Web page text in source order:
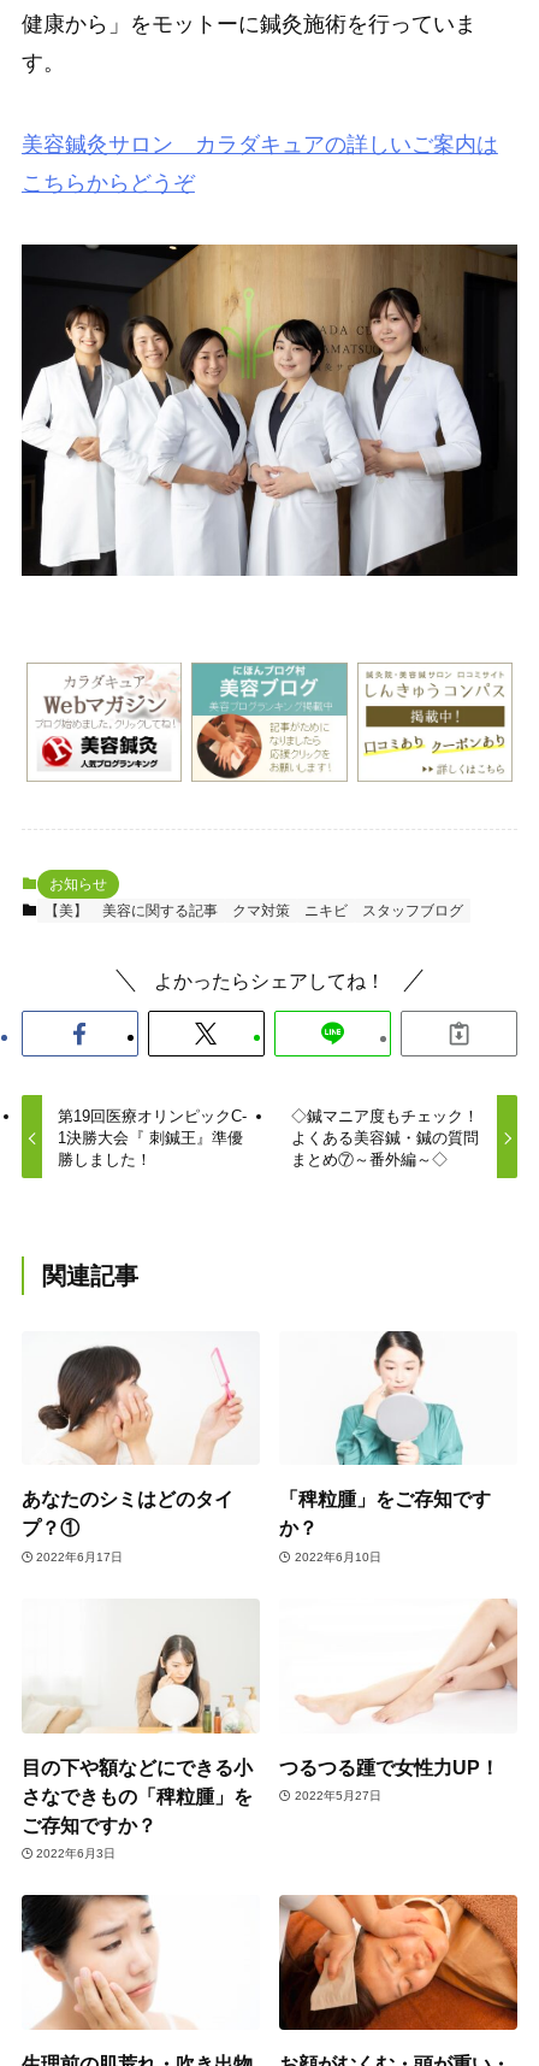
健康から」をモットーに鍼灸施術を行っていま
す。
美容鍼灸サロン カラダキュアの詳しいご案内は
こちらからどうぞ
お知らせ
【美】 美容に関する記事
クマ対策 ニキビ スタッフブログ
よかったらシェアしてね！
第19回医療オリンピックC-
1決勝大会『 刺鍼王』準優
勝しました！
◇鍼マニア度もチェック！
よくある美容鍼・鍼の質問
まとめ⑦～番外編～◇
関連記事
あなたのシミはどのタイ
プ？①
2022年6月17日
「稗粒腫」をご存知です
か？
2022年6月10日
目の下や額などにできる小
さなできもの「稗粒腫」を
ご存知ですか？
2022年6月3日
つるつる踵で女性力UP！
2022年5月27日